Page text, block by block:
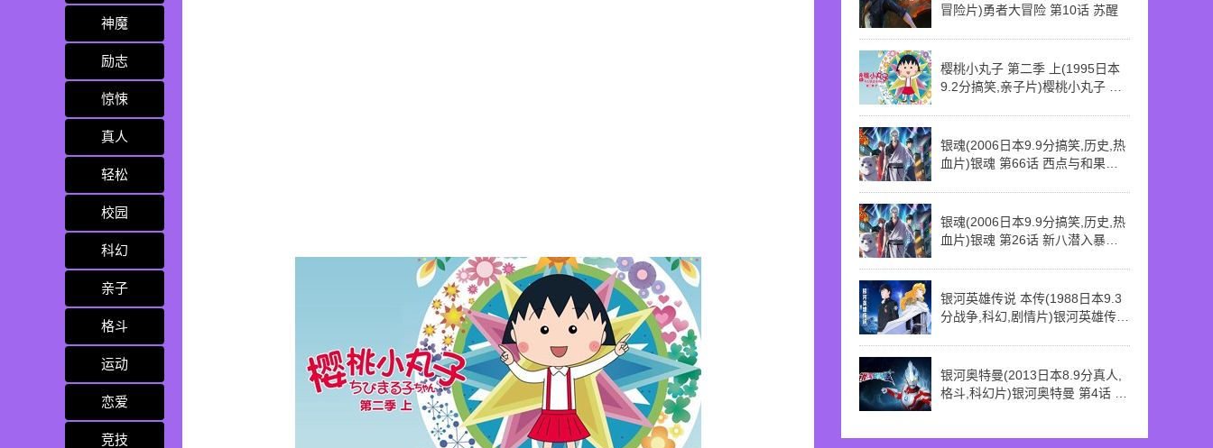
神魔
励志
惊悚
真人
轻松
校园
科幻
亲子
格斗
运动
恋爱
竞技
冒险片)勇者大冒险 第10话 苏醒
樱桃小丸子 第二季 上(1995日本
9.2分搞笑,亲子片)樱桃小丸子 第
银魂(2006日本9.9分搞笑,历史,热
血片)银魂 第66话 西点与和果子
银魂(2006日本9.9分搞笑,历史,热
血片)银魂 第26话 新八潜入暴走
银河英雄传说 本传(1988日本9.3
分战争,科幻,剧情片)银河英雄传说
银河奥特曼(2013日本8.9分真人,
格斗,科幻片)银河奥特曼 第4话 偶